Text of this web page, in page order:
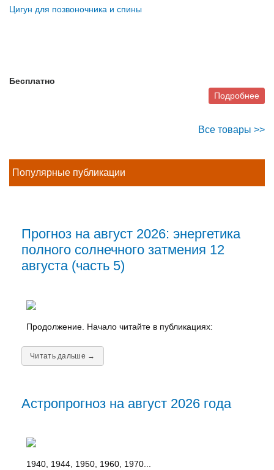
Цигун для позвоночника и спины
Бесплатно
Подробнее
Все товары >>
Популярные публикации
Прогноз на август 2026: энергетика
полного солнечного затмения 12
августа (часть 5)
Продолжение. Начало читайте в публикациях:
Читать дальше →
Астропрогноз на август 2026 года
1940, 1944, 1950, 1960, 1970...